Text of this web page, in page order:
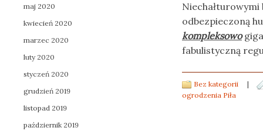
odbezpieczoną
kompleksowo
fabulistyczną
Bez kategorii
|
ogrodzenia Piła
maj 2020
kwiecień 2020
marzec 2020
luty 2020
styczeń 2020
grudzień 2019
listopad 2019
październik 2019